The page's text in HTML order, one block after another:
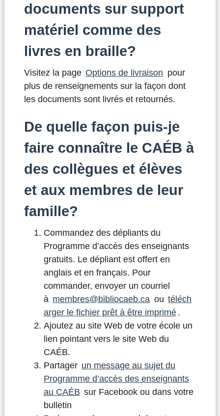
documents sur support
matériel comme des
livres en braille?
Visitez la page Options de livraison pour
plus de renseignements sur la façon dont
les documents sont livrés et retournés.
De quelle façon puis-je
faire connaître le CAÉB à
des collègues et élèves
et aux membres de leur
famille?
Commandez des dépliants du
Programme d’accès des enseignants
gratuits. Le dépliant est offert en
anglais et en français. Pour
commander, envoyer un courriel
à membres@bibliocaeb.ca ou téléch
arger le fichier prêt à être imprimé .
Ajoutez au site Web de votre école un
lien pointant vers le site Web du
CAÉB.
Partager un message au sujet du
Programme d’accès des enseignants
au CAÉB sur Facebook ou dans votre
bulletin